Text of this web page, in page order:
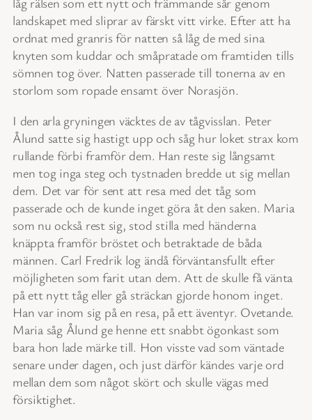
landskapet med sliprar av färskt vitt virke. Efter att ha
ordnat med granris för natten så låg de med sina
knyten som kuddar och småpratade om framtiden tills
sömnen tog över. Natten passerade till tonerna av en
storlom som ropade ensamt över Norasjön.
I den arla gryningen väcktes de av tågvisslan. Peter
Ålund satte sig hastigt upp och såg hur loket strax kom
rullande förbi framför dem. Han reste sig långsamt
men tog inga steg och tystnaden bredde ut sig mellan
dem. Det var för sent att resa med det tåg som
passerade och de kunde inget göra åt den saken. Maria
som nu också rest sig, stod stilla med händerna
knäppta framför bröstet och betraktade de båda
männen. Carl Fredrik log ändå förväntansfullt efter
möjligheten som farit utan dem. Att de skulle få vänta
på ett nytt tåg eller gå sträckan gjorde honom inget.
Han var inom sig på en resa, på ett äventyr. Ovetande.
Maria såg Ålund ge henne ett snabbt ögonkast som
bara hon lade märke till. Hon visste vad som väntade
senare under dagen, och just därför kändes varje ord
mellan dem som något skört och skulle vägas med
försiktighet.